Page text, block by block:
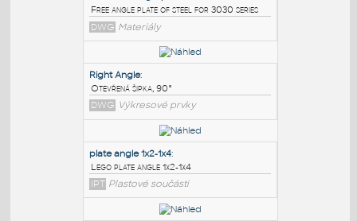
PODOBNÉ BLOKY:
3030 free angle plate:
Free angle plate of steel for 3030 series
DWG Materiály
Right Angle: